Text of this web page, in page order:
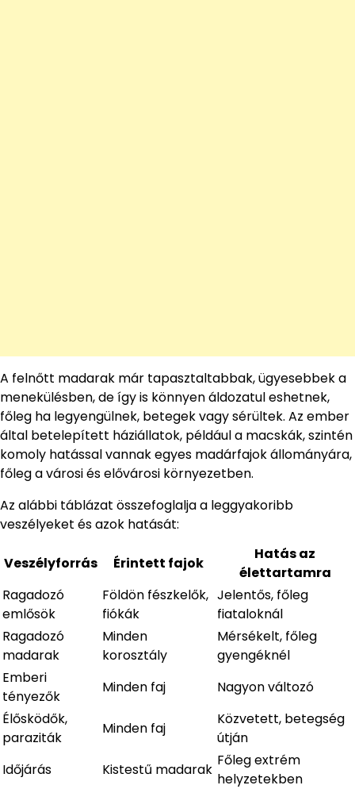
A felnőtt madarak már tapasztaltabbak, ügyesebbek a
menekülésben, de így is könnyen áldozatul eshetnek,
főleg ha legyengülnek, betegek vagy sérültek. Az ember
által betelepített háziállatok, például a macskák, szintén
komoly hatással vannak egyes madárfajok állományára,
főleg a városi és elővárosi környezetben.
Az alábbi táblázat összefoglalja a leggyakoribb
veszélyeket és azok hatását:
Veszélyforrás Érintett fajok
Hatás az
élettartamra
Ragadozó
emlősök
Földön fészkelők,
fiókák
Jelentős, főleg
fiataloknál
Ragadozó
madarak
Minden
korosztály
Mérsékelt, főleg
gyengéknél
Emberi
tényezők
Minden faj
Nagyon változó
Élősködők,
paraziták
Minden faj
Közvetett, betegség
útján
Időjárás
Kistestű madarak
Főleg extrém
helyzetekben